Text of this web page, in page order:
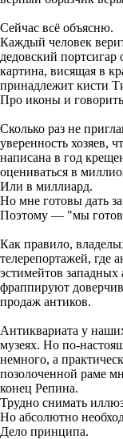
Сейчас всё объясню.
Каждый человек
дедовский портсигар
картина, висящая в
принадлежит кисти
Про иконы и
Сколько раз не
уверенность хозяев,
написана в год
оцениваться в
Или в миллиард.
Но мне готовы дать
Поэтому — "мы
Как правило,
телерепортажей, где
эстимейтов
фраппируют
продаж антиков.
Антиквариата у
музеях. Но по-
немного, а
позолоченной раме
конец Репина.
Трудно снимать
Но абсолютно
Дело принципа.